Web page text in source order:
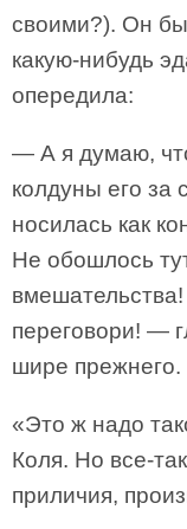
своими?). Он
какую-нибудь
опередила:
— А я думаю,
колдуны его за
носилась как
Не обошлось
переговори! —
шире прежнего.
«Это ж надо
Коля. Но все-
приличия,